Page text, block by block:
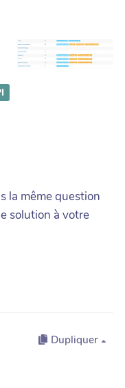
la même question
solution à votre
Dupliquer